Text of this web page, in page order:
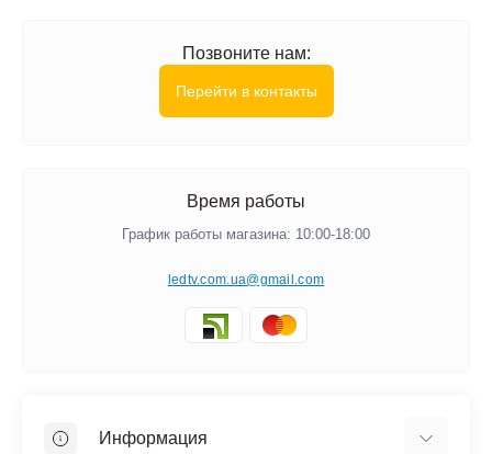
Позвоните нам:
Перейти в контакты
Время работы
График работы магазина: 10:00-18:00
ledtv.com.ua@gmail.com
Информация